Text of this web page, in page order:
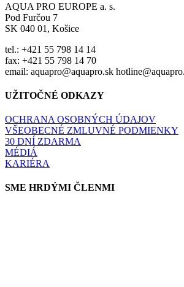
AQUA PRO EUROPE a. s.
Pod Furčou 7
SK 040 01, Košice
tel.: +421 55 798 14 14
fax: +421 55 798 14 70
email: aquapro@aquapro.sk
UŽITOČNÉ ODKAZY
OCHRANA OSOBNÝCH ÚDAJOV
VŠEOBECNÉ ZMLUVNÉ PODMIENKY
30 DNÍ ZDARMA
MÉDIÁ
KARIÉRA
SME HRDÝMI ČLENMI